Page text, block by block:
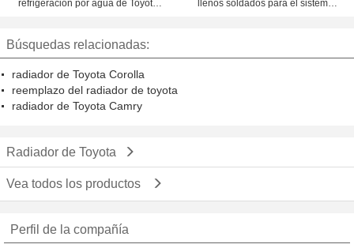
refrigeración por agua de Toyota
llenos soldados para el sistema
Búsquedas relacionadas:
radiador de Toyota Corolla
reemplazo del radiador de toyota
radiador de Toyota Camry
Radiador de Toyota
Vea todos los productos
Perfil de la compañía